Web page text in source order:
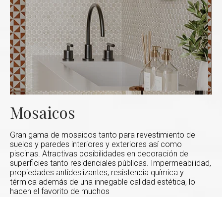
Mosaicos
Gran gama de mosaicos tanto para revestimiento de
suelos y paredes interiores y exteriores así como
piscinas. Atractivas posibilidades en decoración de
superficies tanto residenciales públicas. Impermeabilidad,
propiedades antideslizantes, resistencia química y
térmica además de una innegable calidad estética, lo
hacen el favorito de muchos